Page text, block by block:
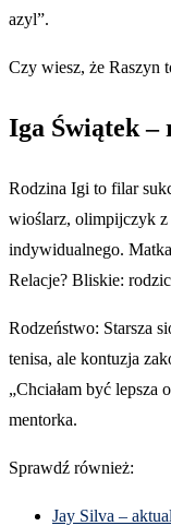
azyl”.
Czy wiesz, że Raszyn
Iga Świątek –
Rodzina Igi to filar
wioślarz, olimpijczyk z
indywidualnego.
Relacje? Bliskie:
Rodzeństwo: Starsza
tenisa, ale kontuzja
„Chciałam być lepsza
mentorka.
Sprawdź również:
Jay Silva –